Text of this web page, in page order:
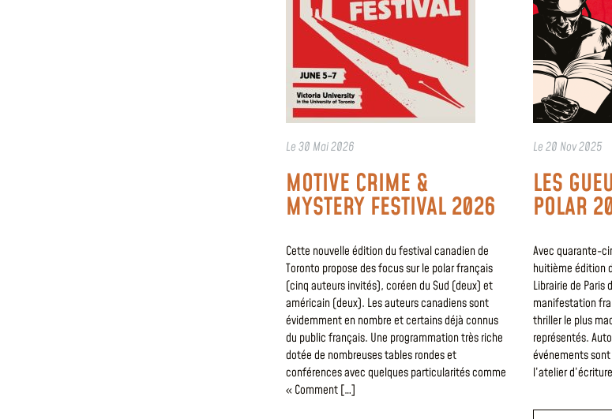
Le30 Mai 2026
MOTIVE CRIME &
MYSTERY FESTIVAL 2026
Cette nouvelle édition du festival canadien de
Toronto propose des focus sur le polar français
(cinq auteurs invités), coréen du Sud (deux) et
américain (deux). Les auteurs canadiens sont
évidemment en nombre et certains déjà connus
du public français. Une programmation très riche
dotée de nombreuses tables rondes et
conférences avec quelques particularités comme
« Comment […]
Le20 Nov 2025
LES
POLAR
Avec quarante-
huitième édition
Librairie de Paris
manifestation
thriller le plus
représentés.
événements
l’atelier